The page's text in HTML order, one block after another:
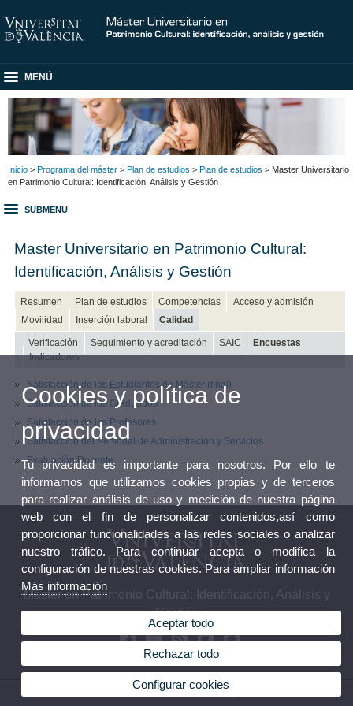
MENÚ
Inicio > Programa del máster > Plan de estudios > Plan de estudios > Master Universitario
en Patrimonio Cultural: Identificación, Análisis y Gestión
SUBMENU
Master Universitario en Patrimonio Cultural:
Identificación, Análisis y Gestión
Resumen Plan de estudios Competencias
Acceso y admisión
Movilidad
Inserción laboral Calidad
Verificación Seguimiento y acreditación SAIC
Encuestas
Indicadores
Satisfacción de los Estudiantes de Máster (final)
Satisfacción de los Graduados
Satisfacción de los Profesores
Satisfacción del Personal de Administración y Servicios
Evaluación Docente
Máster en Patrimonio Cultural: Identificación, Análisis y
Gestión
© 2026 UV. - Avda. Blasco Ibáñez, 28 46010 Valencia (España) Tlf: 96 3864 723
Cookies y política de
privacidad
Tu privacidad es importante para nosotros. Por ello te
informamos que utilizamos cookies propias y de terceros
para realizar análisis de uso y medición de nuestra página
web con el fin de personalizar contenidos,así como
proporcionar funcionalidades a las redes sociales o analizar
nuestro tráfico. Para continuar acepta o modifica la
configuración de nuestras cookies. Para ampliar información
Más información
Aceptar todo
Rechazar todo
Configurar cookies